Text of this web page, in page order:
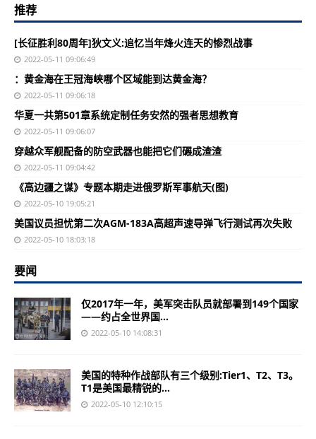
推荐
[长征胜利80周年]狄文义:追忆当年烽火连天的惨烈战事
2022-05-11 09:06:49
：黄金海在王冠海峡哪个区域能到达黄金海？
2022-05-11 09:06:18
华夏一共第501章系统定制任务安然的强者思想教育
2022-05-11 09:06:07
穿越众军舰配备的防空武器也能把它们碾成渣渣
2022-05-11 09:04:42
《高边疆之谋》专题本期走进俄罗斯军事航天(图)
2022-05-10 19:05:21
美国议员担忧第二次AGM-183A高超声速导弹飞行测试再次失败
2022-05-10 18:03:18
要闻
仅2017年一年，美军突击队员就部署到149个国家
——约占全世界国...
2022-05-10 14:08:31
美国的特种作战部队有三个级别:Tier1、T2、T3。
T1是美国最精锐的...
2022-05-10 12:10:15